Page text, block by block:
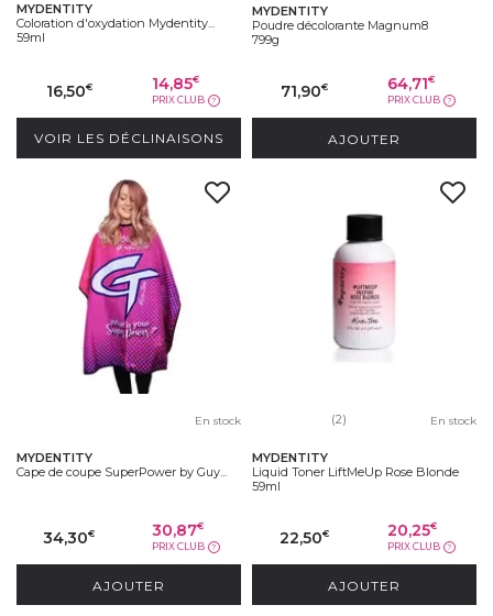
MYDENTITY
Coloration d'oxydation Mydentity...
59ml
16,50€ 14,85€
PRIX CLUB ?
VOIR LES DÉCLINAISONS
MYDENTITY
Poudre décolorante Magnum8
799g
71,90€ 64,71€
PRIX CLUB ?
AJOUTER
En stock
MYDENTITY
Cape de coupe SuperPower by Guy...
34,30€ 30,87€
PRIX CLUB ?
AJOUTER
(2) En stock
MYDENTITY
Liquid Toner LiftMeUp Rose Blonde
59ml
22,50€ 20,25€
PRIX CLUB ?
AJOUTER